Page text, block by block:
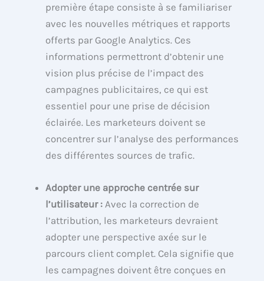
première étape consiste à se familiariser
avec les nouvelles métriques et rapports
offerts par Google Analytics. Ces
informations permettront d’obtenir une
vision plus précise de l’impact des
campagnes publicitaires, ce qui est
essentiel pour une prise de décision
éclairée. Les marketeurs doivent se
concentrer sur l’analyse des performances
des différentes sources de trafic.
Adopter une approche centrée sur
l’utilisateur : Avec la correction de
l’attribution, les marketeurs devraient
adopter une perspective axée sur le
parcours client complet. Cela signifie que
les campagnes doivent être conçues en